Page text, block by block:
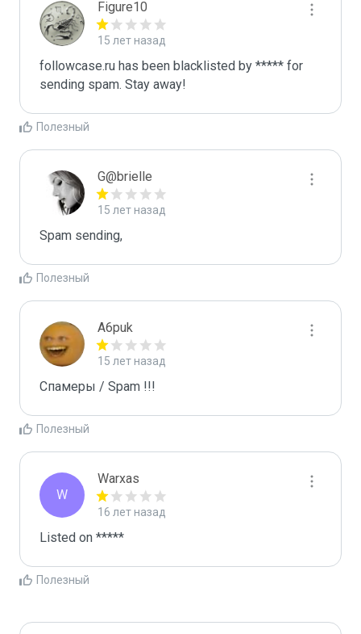
Figure10
15 лет назад
followcase.ru has been blacklisted by ***** for
sending spam. Stay away!
Полезный
G@brielle
15 лет назад
Spam sending,
Полезный
A6puk
15 лет назад
Спамеры / Spam !!!
Полезный
W
Warxas
16 лет назад
Listed on *****
Полезный